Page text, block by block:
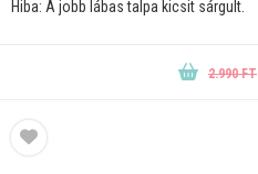
Hiba: A jobb lábas talpa kicsit sárgult.
2.990 FT